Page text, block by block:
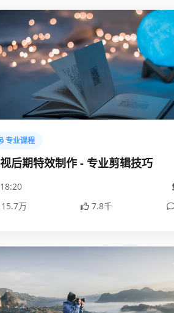
专业课程
后期特效制作 - 专业剪辑技巧
18:20
万
7.8千